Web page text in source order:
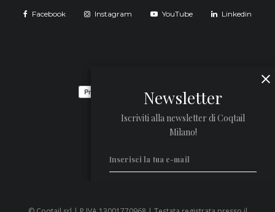
Facebook Instagram YouTube Linkedin
Newsletter
Iscriviti alla newsletter di Coqtail
Milano!